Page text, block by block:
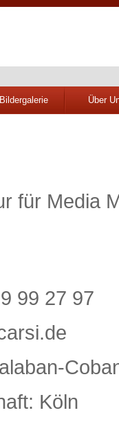
Bildergalerie Über
für Media
99 27 97
Köln